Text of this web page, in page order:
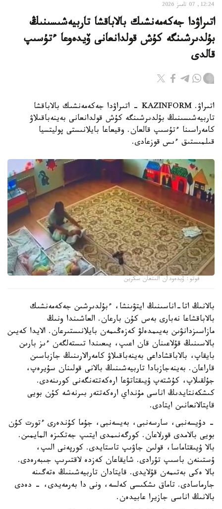
12:24, 07 تامىز 2026
اتىراۋدا جەكەمەنشىك بالاباقشا تاربيەشىسىنىڭ
بۇلدىرشىنگە كۇش قولدانعانى ۆيدەوعا ءتۇسىپ
قالدى
اتىراۋ. KAZINFORM - اتىراۋدا جەكەمەنشىك بالاباقشا
تاربيەشىسىنىڭ بۇلدىرشىنگە كۇش قولدانعانى بەينەباقىلاۋ
كامەراسىنا ءتۇسىپ قالعان. وقيعاعا بايلانىستى پوليتسيا
قىلمىستىق ءىس قوزعادى.
فوتو: ۆيدەودان الىنعان سكرين
بالانىڭ اتا-اناسىنىڭ ايتۋىنشا، ءبۇلدىرشىن جەكەمەنشىك
بالاباقشاعا نەبارى بەس كۇن بارعان. العاشىندا ونىڭ
مازاسىزدانۋىن بەيىمدەلۋ كەزەڭىمەن بايلانىستىرعان. الايدا كەيىن
بالاسىنىڭ قۇلاعىنان قان اعىپ، يىعىندا تىستەلگەن ءىز بارىن
بايقاپ، بالاباقشاداعى بەينەباقىلاۋ كامەرالارىنىڭ جازباسىن
قاراعان. بەينەجازبادا تاربيەشىنىڭ بالانى قولىنان سۇيرەپ،
جۇلقىلاپ، كۇشتەپ ۇيىقتاتۋعا ارەكەتتەنگەنى كورىنەدى.
كىشكەنتايدىڭ اناسى مۇنداي ارەكەتتەر بىرنەشە كۇن بويى
قايتالانعانىن ايتادى.
- دۇيسەنبى، سارسەنبى، بەيسەنبى، جۇما كۇندەرى ءتورت كۇن
بويى بالامدى قورلاعان. كورگەنىمدى ايتىپ جەتكىزە المايمىن.
بالا ۇيىقتاماسا، قولىن جاۋىپ تاستايدى. كورپەنى الىپ،
ۇستىنەن باسىپ تۇرادى. شايقاعان كەزدە لاقتىرىپ جىبەرەدى.
بالا ەكى بەتىمەن قۇلايدى. قايتادان تاربيەشىنىڭ ەتەگىنە
جارماسادى. تاماق ىشكىسى كەلسە، ونى دا بەرمەيدى، - دەدى
بالانىڭ اناسى جازيرا عابيدەن.